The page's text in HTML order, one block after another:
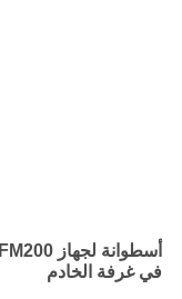
في غرفة الخادم